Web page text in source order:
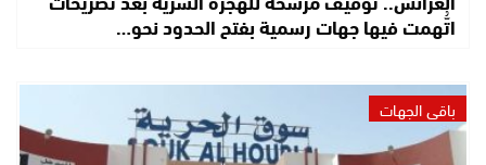
اتُّهمت فيها جهات رسمية بفتح الحدود نحو…
باقي الجهات